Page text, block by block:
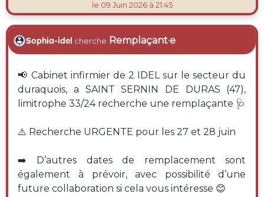
le 09 Juin 2026 à 21:45
Sophia-idel cherche Remplaçant·e
📢 Cabinet infirmier de 2 IDEL sur le secteur du
duraquois, a SAINT SERNIN DE DURAS (47),
limitrophe 33/24 recherche une remplaçante 🩺
⚠️ Recherche URGENTE pour les 27 et 28 juin
➡️ D’autres dates de remplacement sont
également à prévoir, avec possibilité d’une
future collaboration si cela vous intéresse 😊